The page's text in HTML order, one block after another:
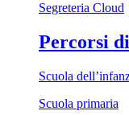
Segreteria Cloud
Percorsi
Scuola
Scuola primaria